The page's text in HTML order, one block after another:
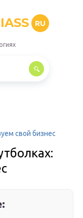
RU
свой бизнес